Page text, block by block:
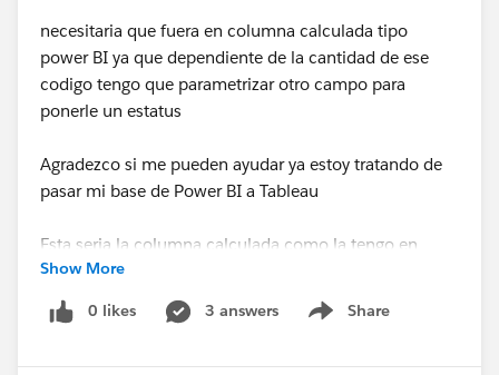
necesitaria que fuera en columna calculada tipo
power BI ya que dependiente de la cantidad de ese
codigo tengo que parametrizar otro campo para
ponerle un estatus
Agradezco si me pueden ayudar ya estoy tratando de
pasar mi base de Power BI a Tableau
Esta seria la columna calculada como la tengo en
Power BI
40 = CALCULATE (COUNT( 'V. ODS'[A_Cod] ),
Show More
0 likes 3 answers Share
Show menu